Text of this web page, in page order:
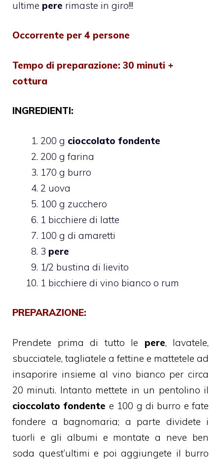
ultime pere rimaste in giro!!!
Occorrente per 4 persone
Tempo di preparazione: 30 minuti +
cottura
INGREDIENTI:
200 g cioccolato fondente
200 g farina
170 g burro
2 uova
100 g zucchero
1 bicchiere di latte
100 g di amaretti
3 pere
1/2 bustina di lievito
1 bicchiere di vino bianco o rum
PREPARAZIONE:
Prendete prima di tutto le pere, lavatele,
sbucciatele, tagliatele a fettine e mattetele ad
insaporire insieme al vino bianco per circa
20 minuti. Intanto mettete in un pentolino il
cioccolato fondente e 100 g di burro e fate
fondere a bagnomaria; a parte dividete i
tuorli e gli albumi e montate a neve ben
soda quest’ultimi e poi aggiungete il burro